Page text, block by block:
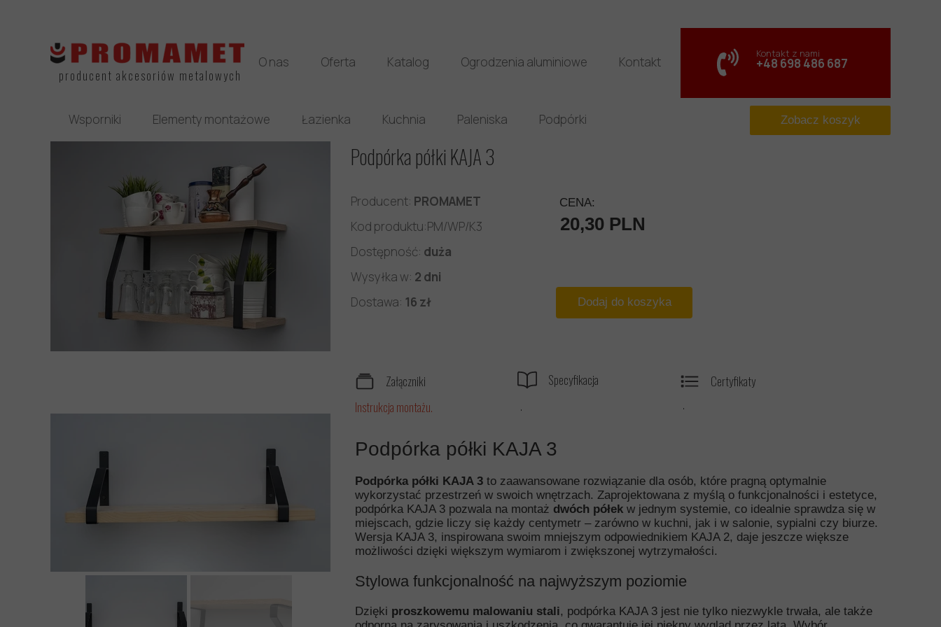
producent akcesoriów metalowych
+48 698 486 687
Kontakt z nami
O nas Oferta Katalog Ogrodzenia aluminiowe Kontakt
Certyfikaty
Specyfikacja
Załączniki
CENA:
.
Instrukcja montażu. .
Wsporniki Elementy montażowe Łazienka Kuchnia Paleniska Podpórki Zobacz koszyk
Producent: PROMAMET
Kod produktu:PM/WP/K3
Dostępność: duża
Wysyłka w: 2 dni
Dostawa: 16 zł Dodaj do koszyka
Podpórka półki KAJA 3
Podpórka półki KAJA 3 to zaawansowane rozwiązanie dla osób, które pragną optymalnie
wykorzystać przestrzeń w swoich wnętrzach. Zaprojektowana z myślą o funkcjonalności i estetyce,
podpórka KAJA 3 pozwala na montaż dwóch półek w jednym systemie, co idealnie sprawdza się w
miejscach, gdzie liczy się każdy centymetr – zarówno w kuchni, jak i w salonie, sypialni czy biurze.
Wersja KAJA 3, inspirowana swoim mniejszym odpowiednikiem KAJA 2, daje jeszcze większe
możliwości dzięki większym wymiarom i zwiększonej wytrzymałości.
Stylowa funkcjonalność na najwyższym poziomie
Dzięki proszkowemu malowaniu stali, podpórka KAJA 3 jest nie tylko niezwykle trwała, ale także
20,30 PLN
Podpórka półki KAJA 3